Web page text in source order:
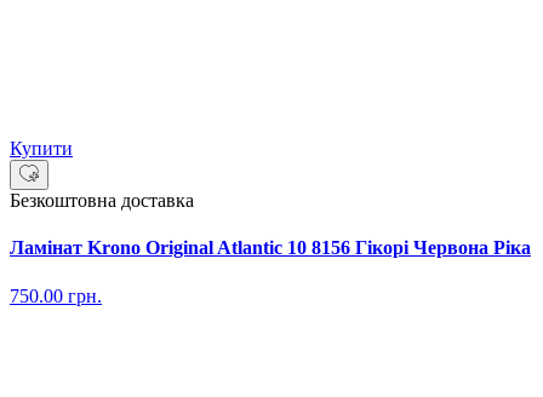
Купити
Безкоштовна доставка
Ламінат Krono Original Atlantic 10 8156 Гікорі Червона Ріка
750.00 грн.